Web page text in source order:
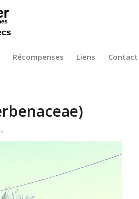
Récompenses Liens Contact